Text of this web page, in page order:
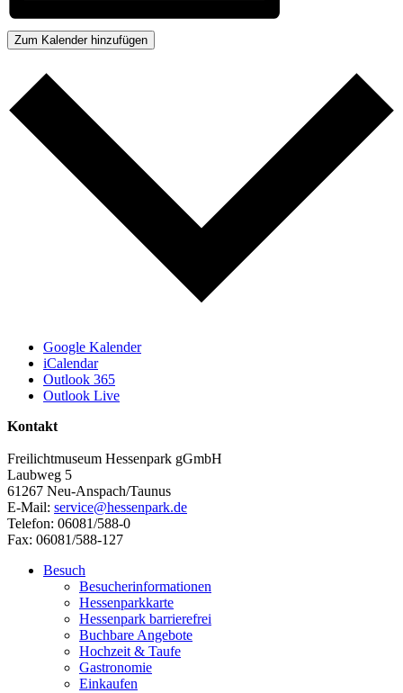
Zum Kalender hinzufügen
Google Kalender
iCalendar
Outlook 365
Outlook Live
Kontakt
Freilichtmuseum Hessenpark gGmbH
Laubweg 5
61267 Neu-Anspach/Taunus
E-Mail: service@hessenpark.de
Telefon: 06081/588-0
Fax: 06081/588-127
Besuch
Besucherinformationen
Hessenparkkarte
Hessenpark barrierefrei
Buchbare Angebote
Hochzeit & Taufe
Gastronomie
Einkaufen